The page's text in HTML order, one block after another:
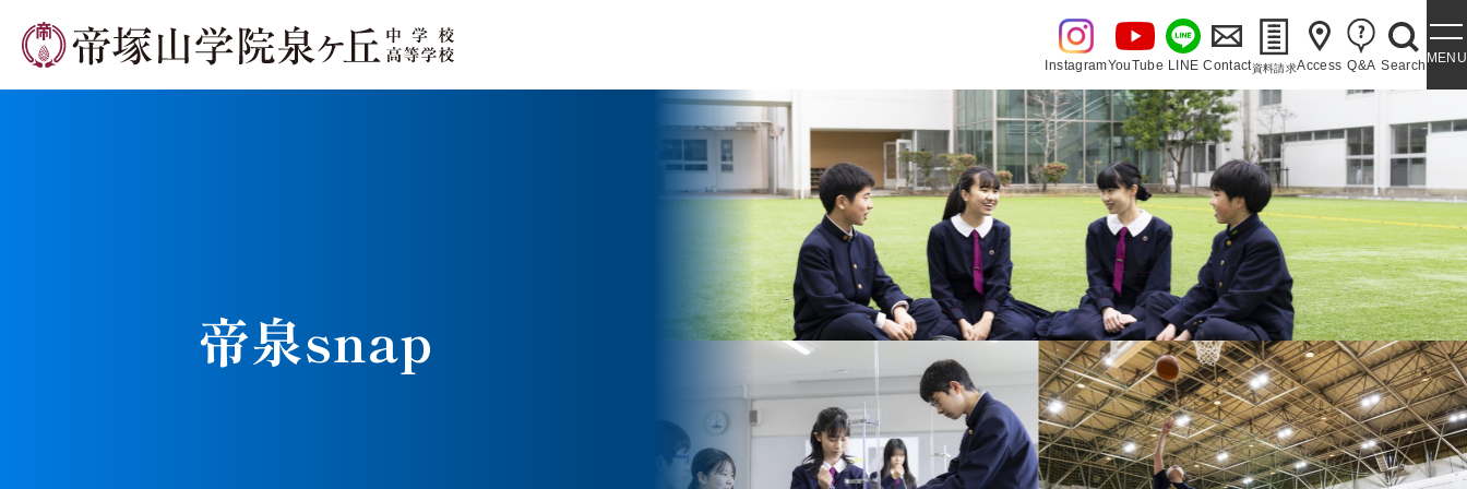
InstagramYouTube LINE Contact資料請求Access Q&A SearchMENU
泉ヶ丘校のめざす教育 環境・施設 あゆみ・泉ヶ丘讃歌
帝泉snap